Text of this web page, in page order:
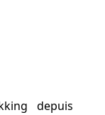
depuis